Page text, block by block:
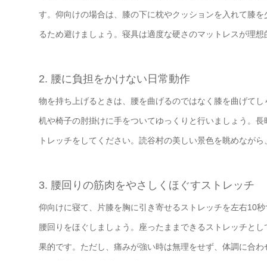
す。仰向けの場合は、膝の下に枕やクッションを入れて膝
るため避けましょう。寝具は適度な硬さのマットレスが理
2. 腰に負担をかけない日常動作
物を持ち上げるときは、腰を曲げるのではなく膝を曲げて
机や椅子の肘掛けに手をついてゆっくりと行いましょう。
トレッチをしてください。読谷村の美しい景色を眺めなが
3. 腰回りの筋肉をやさしくほぐすストレッチ
仰向けに寝て、片膝を胸に引き寄せるストレッチを左右10
腰回りをほぐしましょう。座ったままできるストレッチと
果的です。ただし、痛みが強い時は無理をせず、体調に合